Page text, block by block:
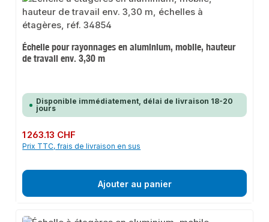
Échelle pour rayonnages en aluminium, mobile, hauteur
de travail env. 3,30 m
Disponible immédiatement, délai de livraison 18-20
jours
Prix régulier :
1 263.13 CHF
Prix TTC, frais de livraison en sus
Ajouter au panier